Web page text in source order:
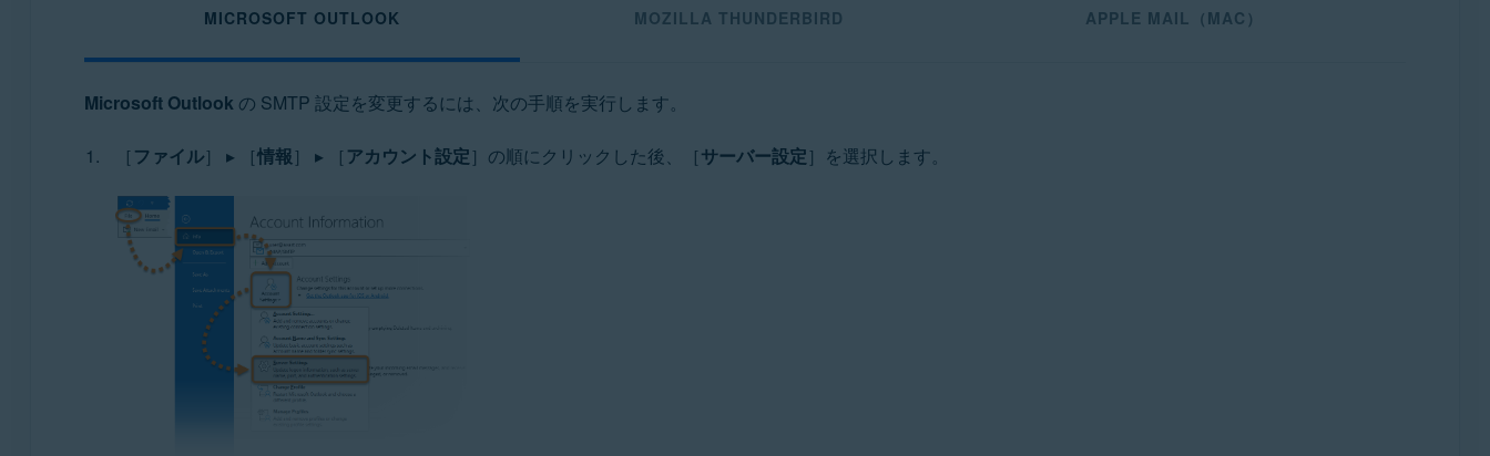
MICROSOFT OUTLOOK MOZILLA THUNDERBIRD APPLE MAIL（MAC）
Microsoft Outlook の SMTP 設定を変更するには、次の手順を実行します。
［ファイル］ ▸ ［情報］ ▸ ［アカウント設定］の順にクリックした後、［サーバー設定］を選択します。